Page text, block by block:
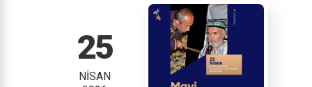
25
NISAN